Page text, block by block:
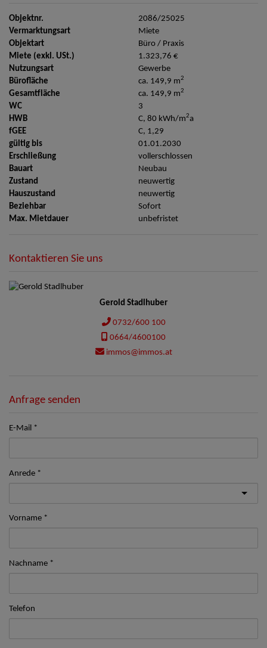
Objektnr.
2086/25025
Vermarktungsart
Miete
Objektart
Büro / Praxis
Miete (exkl. USt.)
1.323,76 €
Nutzungsart
Gewerbe
Bürofläche
ca. 149,9 m2
Gesamtfläche ca. 149,9 m2
WC
3
HWB
C, 80 kWh/m2a
fGEE
C, 1,29
gültig bis
01.01.2030
Erschließung
vollerschlossen
Bauart
Neubau
Zustand
neuwertig
Hauszustand
neuwertig
Beziehbar
Sofort
Max. Mietdauer
unbefristet
Kontaktieren Sie uns
Gerold Stadlhuber
0732/600 100
0664/4600100
immos@immos.at
Anfrage senden
E-Mail
Anrede
Vorname
Nachname
Telefon